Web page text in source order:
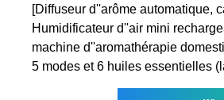
[Diffuseur d''arôme automatique,
Humidificateur d''air mini
machine d''aromathérapie
5 modes et 6 huiles essentielles